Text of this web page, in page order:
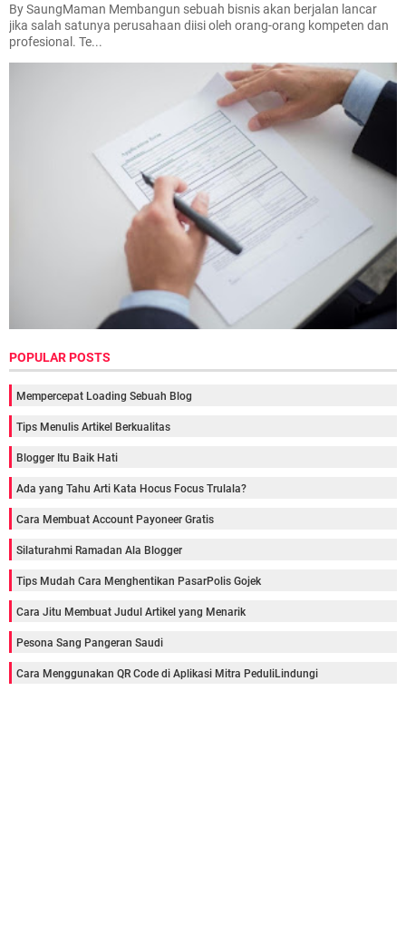
By SaungMaman Membangun sebuah bisnis akan berjalan lancar
jika salah satunya perusahaan diisi oleh orang-orang kompeten dan
profesional. Te...
POPULAR POSTS
Mempercepat Loading Sebuah Blog
Tips Menulis Artikel Berkualitas
Blogger Itu Baik Hati
Ada yang Tahu Arti Kata Hocus Focus Trulala?
Cara Membuat Account Payoneer Gratis
Silaturahmi Ramadan Ala Blogger
Tips Mudah Cara Menghentikan PasarPolis Gojek
Cara Jitu Membuat Judul Artikel yang Menarik
Pesona Sang Pangeran Saudi
Cara Menggunakan QR Code di Aplikasi Mitra PeduliLindungi